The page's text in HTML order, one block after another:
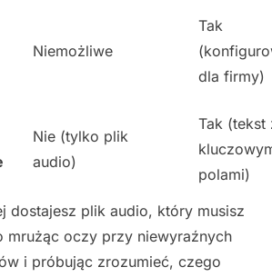
Niemożliwe
Tak
dla firmy)
Nie (tylko plik
audio)
Tak (tekst
polami)
dostajesz plik audio, który musisz
mrużąc oczy przy niewyraźnych
i próbując zrozumieć, czego